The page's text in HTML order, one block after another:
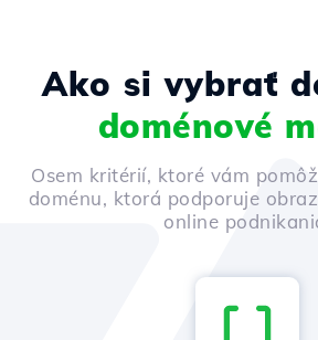
Ako si vybrať
doménové
Osem kritérií, ktoré vám
doménu, ktorá podporuje
online